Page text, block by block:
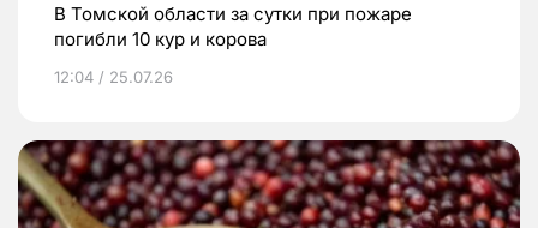
В Томской области за сутки при пожаре
погибли 10 кур и корова
12:04 / 25.07.26